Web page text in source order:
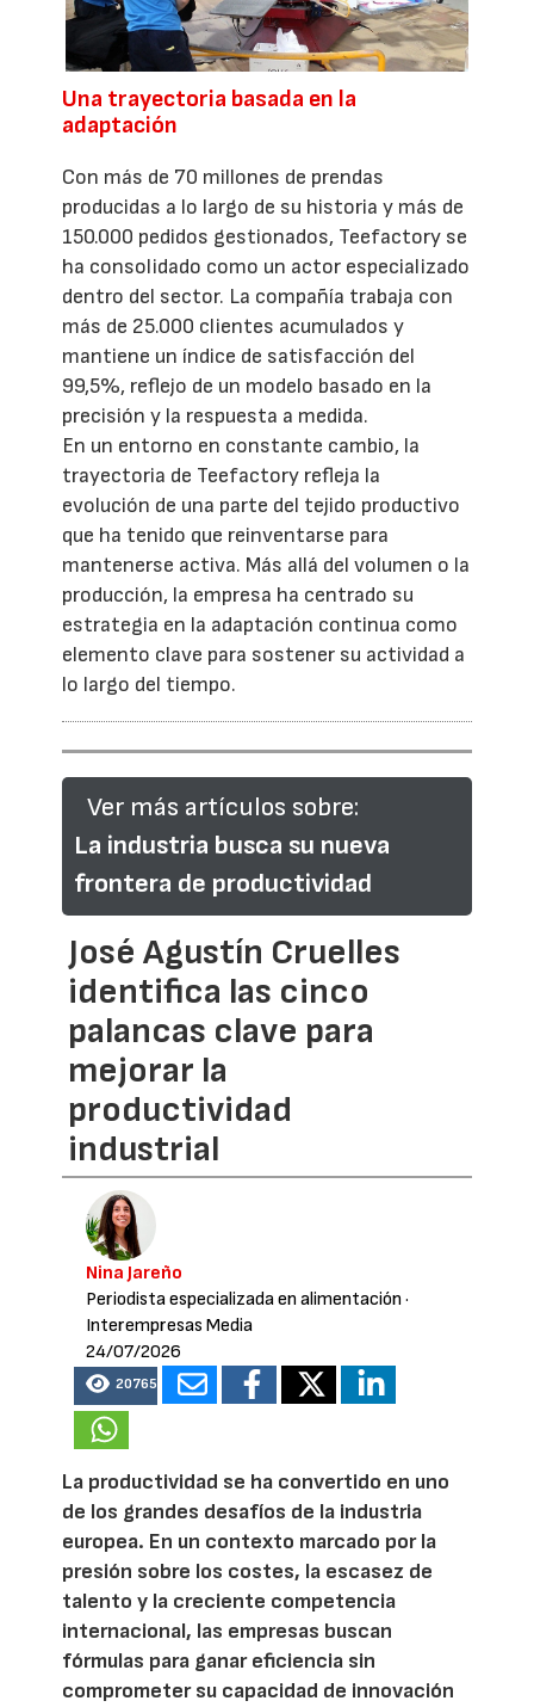
Una trayectoria basada en la
adaptación
Con más de 70 millones de prendas
producidas a lo largo de su historia y más de
150.000 pedidos gestionados, Teefactory se
ha consolidado como un actor especializado
dentro del sector. La compañía trabaja con
más de 25.000 clientes acumulados y
mantiene un índice de satisfacción del
99,5%, reflejo de un modelo basado en la
precisión y la respuesta a medida.
En un entorno en constante cambio, la
trayectoria de Teefactory refleja la
evolución de una parte del tejido productivo
que ha tenido que reinventarse para
mantenerse activa. Más allá del volumen o la
producción, la empresa ha centrado su
estrategia en la adaptación continua como
elemento clave para sostener su actividad a
lo largo del tiempo.
Ver más artículos sobre:
La industria busca su nueva
frontera de productividad
José Agustín Cruelles
identifica las cinco
palancas clave para
mejorar la
productividad
industrial
Nina Jareño
Periodista especializada en alimentación ·
Interempresas Media
24/07/2026
20765
La productividad se ha convertido en uno
de los grandes desafíos de la industria
europea. En un contexto marcado por la
presión sobre los costes, la escasez de
talento y la creciente competencia
internacional, las empresas buscan
fórmulas para ganar eficiencia sin
comprometer su capacidad de innovación